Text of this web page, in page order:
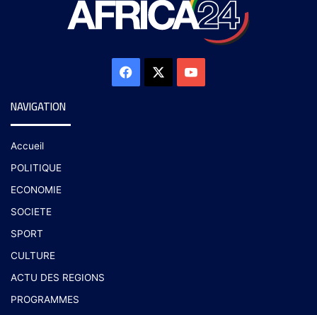
NAVIGATION
Accueil
POLITIQUE
ECONOMIE
SOCIETE
SPORT
CULTURE
ACTU DES REGIONS
PROGRAMMES